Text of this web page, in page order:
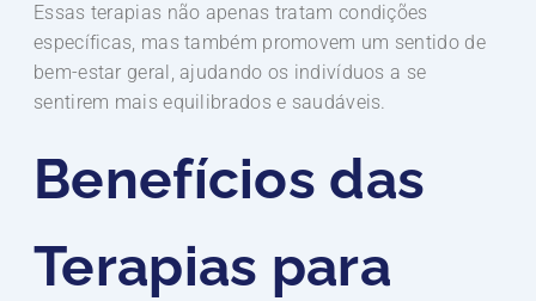
Essas terapias não apenas tratam condições
específicas, mas também promovem um sentido de
bem-estar geral, ajudando os indivíduos a se
sentirem mais equilibrados e saudáveis.
Benefícios das
Terapias para